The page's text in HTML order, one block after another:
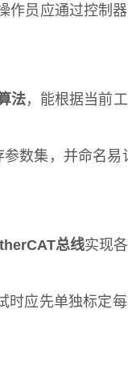
作员应通过控制
法，能根据当前
数集，并命名易
总线实现
应先单独标定